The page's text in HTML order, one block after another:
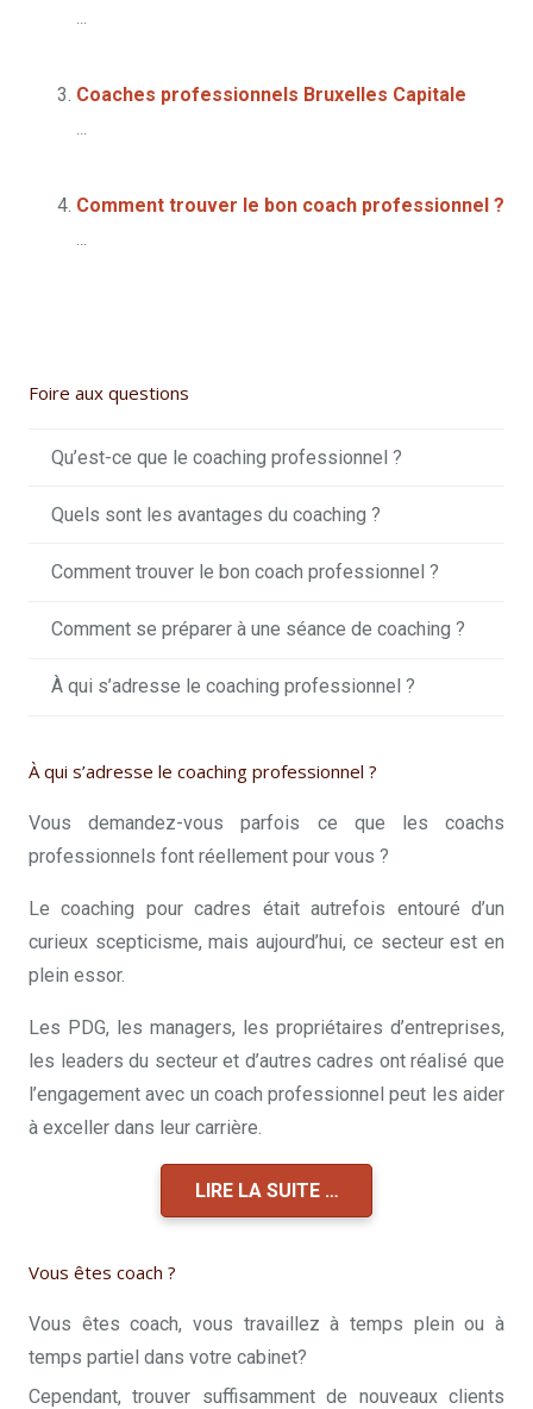
...
Coaches professionnels Bruxelles Capitale
...
Comment trouver le bon coach professionnel ?
...
Foire aux questions
Qu’est-ce que le coaching professionnel ?
Quels sont les avantages du coaching ?
Comment trouver le bon coach professionnel ?
Comment se préparer à une séance de coaching ?
À qui s’adresse le coaching professionnel ?
À qui s’adresse le coaching professionnel ?
Vous demandez-vous parfois ce que les coachs
professionnels font réellement pour vous ?
Le coaching pour cadres était autrefois entouré d’un
curieux scepticisme, mais aujourd’hui, ce secteur est en
plein essor.
Les PDG, les managers, les propriétaires d’entreprises,
les leaders du secteur et d’autres cadres ont réalisé que
l’engagement avec un coach professionnel peut les aider
à exceller dans leur carrière.
LIRE LA SUITE …
Vous êtes coach ?
Vous êtes coach, vous travaillez à temps plein ou à
temps partiel dans votre cabinet?
Cependant, trouver suffisamment de nouveaux clients